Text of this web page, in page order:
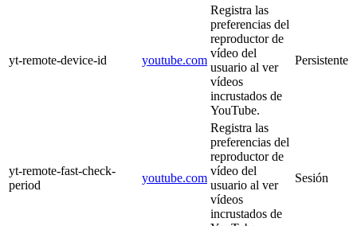
yt-remote-device-id youtube.com
Registra las
preferencias del
reproductor de
vídeo del
usuario al ver
vídeos
incrustados de
YouTube.
Persistente
yt-remote-fast-check-
period
youtube.com
Registra las
preferencias del
reproductor de
vídeo del
usuario al ver
vídeos
incrustados de
Sesión